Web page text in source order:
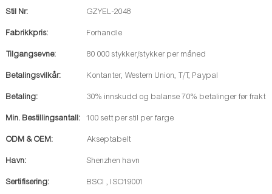
Stil Nr: GZYEL-2048
Fabrikkpris: Forhandle
Tilgangsevne: 80 000 stykker/stykker per måned
Betalingsvilkår: Kontanter, Western Union, T/T, Paypal
Betaling: 30% innskudd og balanse 70% betalinger før frakt
Min. Bestillingsantall: 100 sett per stil per farge
ODM & OEM: Akseptabelt
Havn: Shenzhen havn
Sertifisering: BSCI , ISO19001